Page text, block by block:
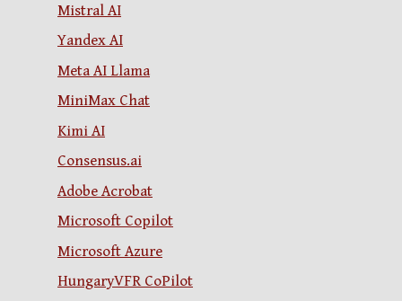
Mistral AI
Yandex AI
Meta AI Llama
MiniMax Chat
Kimi AI
Consensus.ai
Adobe Acrobat
Microsoft Copilot
Microsoft Azure
HungaryVFR CoPilot